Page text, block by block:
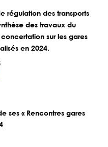
régulation des transports
des travaux du
sur les gares
en 2024.
ses « Rencontres gares